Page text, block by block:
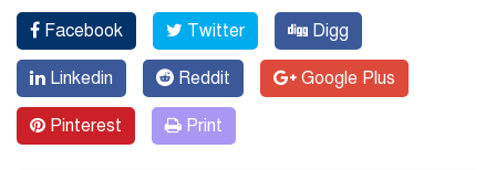
Facebook Twitter Digg
Linkedin Reddit Google Plus
Pinterest Print